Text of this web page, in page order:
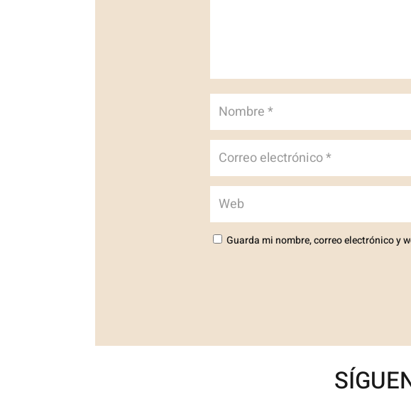
Guarda mi nombre, correo electrónico y